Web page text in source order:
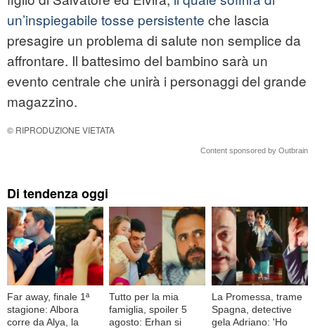
un’inspiegabile tosse persistente che lascia
presagire un problema di salute non semplice da
affrontare. Il battesimo del bambino sarà un
evento centrale che unirà i personaggi del grande
magazzino.
© RIPRODUZIONE VIETATA
Content sponsored by Outbrain
Di tendenza oggi
Far away, finale 1ª
stagione: Albora
corre da Alya, la
Tutto per la mia
famiglia, spoiler 5
agosto: Erhan si
La Promessa, trame
Spagna, detective
gela Adriano: 'Ho